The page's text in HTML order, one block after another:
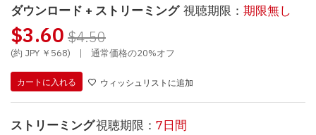
ダウンロード + ストリーミング 視聴期限： 期限無し
$3.60 $4.50
(約 JPY ￥568) | 通常価格の20%オフ
カートに入れる ウィッシュリストに追加
ストリーミング視聴期限： 7日間